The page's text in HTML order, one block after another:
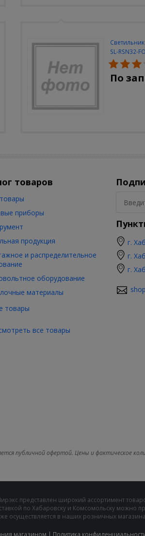
SL-RSN32-
солн.бат,
цветной, 32
По
товаров
товары
приборы
продукция
и распределительное
оборудование
материалы
все товары
г.
г.
г.
публичной офертой. Цены и фактическое
представлен широкий ассортимент
по Хабаровску и Комсомольску можно
осуществляется в наших розничных